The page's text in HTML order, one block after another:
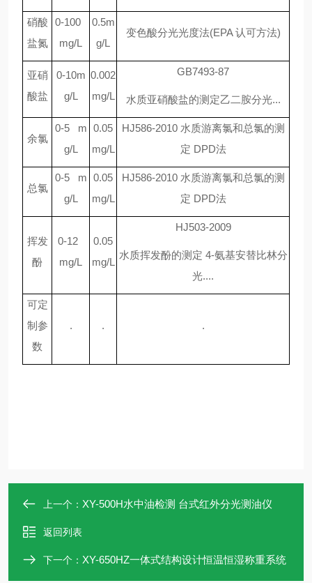
硝酸
盐氮
0-100
mg/L
0.5m
g/L
变色酸分光光度法(EPA认可方法)
亚硝
酸盐
0-10m
g/L
0.002
mg/L
GB7493-87
水质亚硝酸盐的测定乙二胺分光...
余氯
0-5 m
g/L
0.05
mg/L
HJ586-2010 水质游离氯和总氯的测
定 DPD法
总氯
0-5 m
g/L
0.05
mg/L
HJ586-2010 水质游离氯和总氯的测
定 DPD法
挥发
酚
0-12
mg/L
0.05
mg/L
HJ503-2009
水质挥发酚的测定 4-氨基安替比林分
光....
可定
制参
数
. . .
上一个： XY-500H水中油检测 台式红外分光测油仪
返回列表
下一个： XY-650HZ一体式结构设计恒温恒湿称重系统